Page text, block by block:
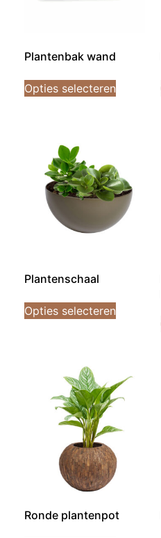
Plantenbak wand
Opties selecteren
Plantenschaal
Opties selecteren
Ronde plantenpot